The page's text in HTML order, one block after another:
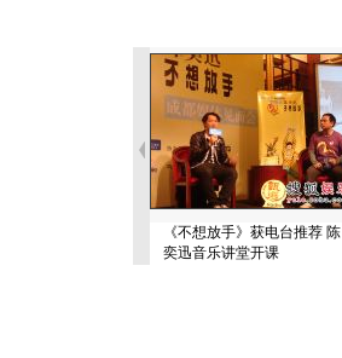
《不想放手》获电台推荐 陈
奕迅音乐讲堂开课